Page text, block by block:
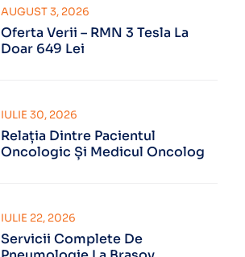
Oferta Verii – RMN 3 Tesla La
Doar 649 Lei
AUGUST 3, 2026
Relația Dintre Pacientul
Oncologic Și Medicul Oncolog
IULIE 30, 2026
Servicii Complete De
IULIE 22, 2026